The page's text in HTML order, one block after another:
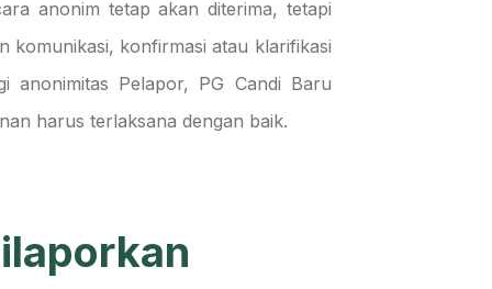
anonim tetap akan diterima, tetapi
komunikasi, konfirmasi atau klarifikasi
anonimitas Pelapor, PG Candi Baru
harus terlaksana dengan baik.